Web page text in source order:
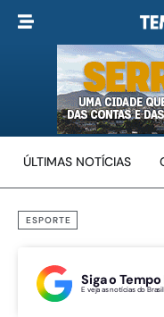
ÚLTIMAS NOTÍCIAS
ESPORTE
Siga o
E veja as notícias do